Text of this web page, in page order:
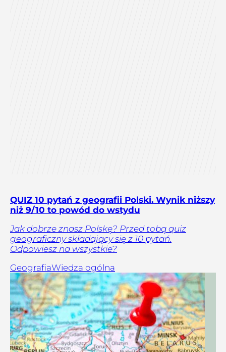
QUIZ 10 pytań z geografii Polski. Wynik niższy
niż 9/10 to powód do wstydu
Jak dobrze znasz Polskę? Przed tobą quiz
geograficzny składający się z 10 pytań.
Odpowiesz na wszystkie?
GeografiaWiedza ogólna